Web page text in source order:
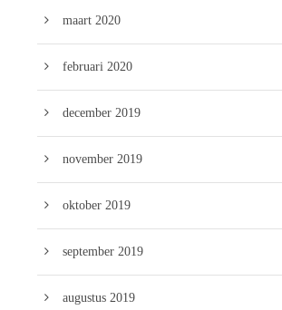
maart 2020
februari 2020
december 2019
november 2019
oktober 2019
september 2019
augustus 2019